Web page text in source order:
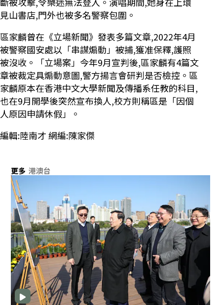
見山書店,門外也被多名警察包圍。
區家麟曾在《立場新聞》發表多篇文章,2022年4月
被警察國安處以「串謀煽動」被捕,獲准保釋,護照
被沒收。「立場案」今年9月宣判後,區家麟有4篇文
章被裁定具煽動意圖,警方揚言會研判是否檢控。區
家麟原本在香港中文大學新聞及傳播系任教的科目,
也在9月開學後突然宣布換人,校方則稱區是「因個
人原因申請休假」。
編輯:陸南才 網編:陳家傑
更多 港澳台